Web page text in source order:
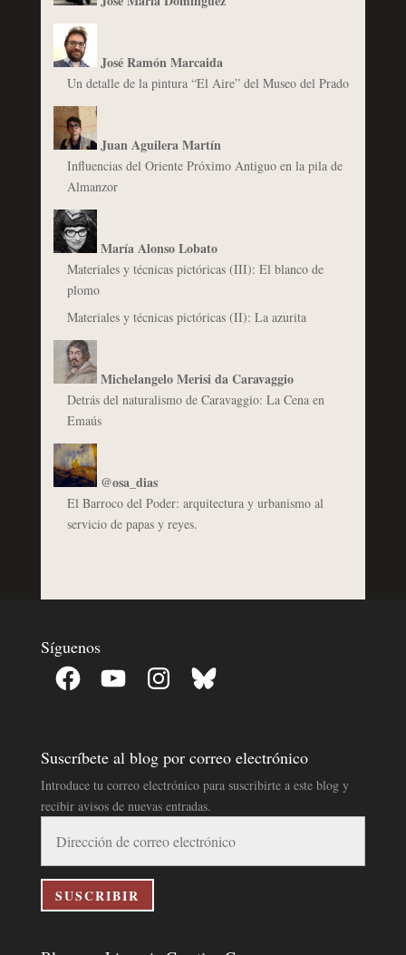
José Ramón Marcaida
Un detalle de la pintura “El Aire” del Museo del Prado
Juan Aguilera Martín
Influencias del Oriente Próximo Antiguo en la pila de
Almanzor
María Alonso Lobato
Materiales y técnicas pictóricas (III): El blanco de
plomo
Materiales y técnicas pictóricas (II): La azurita
Michelangelo Merisi da Caravaggio
Detrás del naturalismo de Caravaggio: La Cena en
Emaús
@osa_dias
El Barroco del Poder: arquitectura y urbanismo al
servicio de papas y reyes.
Síguenos
Facebook YouTube InstagramBluesky
Suscríbete al blog por correo electrónico
Introduce tu correo electrónico para suscribirte a este blog y
recibir avisos de nuevas entradas.
correo
electrónico
SUSCRIBIR